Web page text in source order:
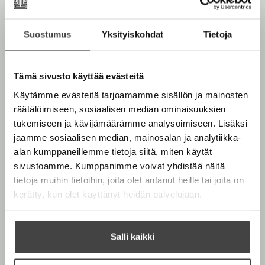
Suostumus Yksityiskohdat Tietoja
Tämä sivusto käyttää evästeitä
Käytämme evästeitä tarjoamamme sisällön ja mainosten
räätälöimiseen, sosiaalisen median ominaisuuksien
tukemiseen ja kävijämäärämme analysoimiseen. Lisäksi
jaamme sosiaalisen median, mainosalan ja analytiikka-
alan kumppaneillemme tietoja siitä, miten käytät
sivustoamme. Kumppanimme voivat yhdistää näitä
tietoja muihin tietoihin, joita olet antanut heille tai joita on
kerätty, kun olet käyttänyt heidän palvelujaan.
Salli kaikki
e
a
u
t
e
e
n
v
ä
l
i
l
h
e
e
u
t
e
e
n
v
ä
l
t
M
a
-
L
e
e
n
a
i
a
i
n
n